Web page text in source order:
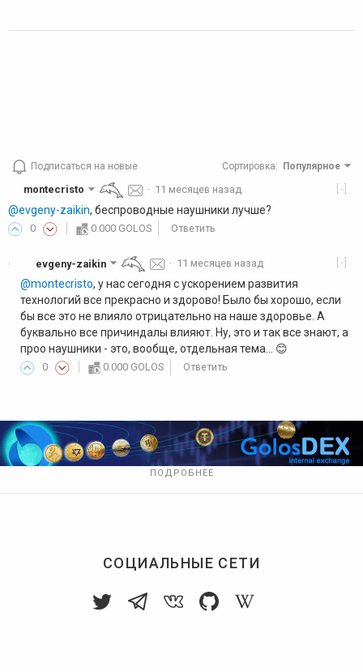
Подписаться на новые Сортировка: Популярное
[-]
montecristo · 11 месяцев назад
@evgeny-zaikin, беспроводные наушники лучше?
0 0.000 GOLOS Ответить
· [-]
evgeny-zaikin · 11 месяцев назад
@montecristo, у нас сегодня с ускорением развития
технологий все прекрасно и здорово! Было бы хорошо, если
бы все это не влияло отрицательно на наше здоровье. А
буквально все причиндалы влияют. Ну, это и так все знают, а
проо наушники - это, вообще, отдельная тема... 😊
0 0.000 GOLOS Ответить
ПОДРОБНЕЕ
СОЦИАЛЬНЫЕ СЕТИ